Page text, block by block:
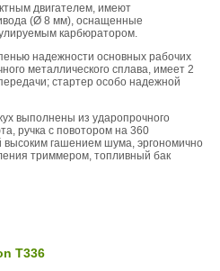
двигателем, имеют
(Ø 8 мм), оснащенные
карбюратором.
надежности основных рабочих
металлического сплава, имеет 2
стартер особо надежной
выполнены из ударопрочного
ручка с повотором на 360
гашением шума, эргономично
триммером, топливный бак
T336